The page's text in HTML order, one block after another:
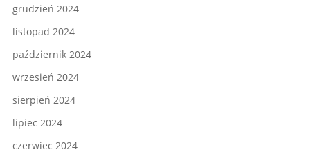
grudzień 2024
listopad 2024
październik 2024
wrzesień 2024
sierpień 2024
lipiec 2024
czerwiec 2024